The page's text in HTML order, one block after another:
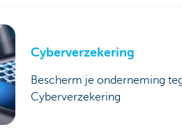
Cyberverzekering
Bescherm je onderneming
Cyberverzekering